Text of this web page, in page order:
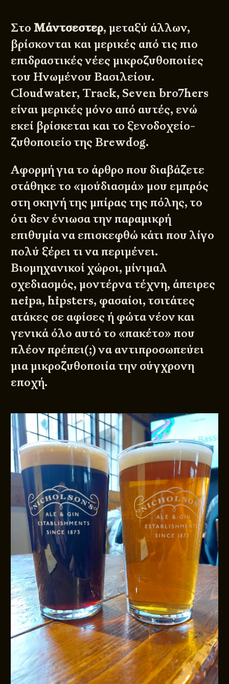
Στο Μάντσεστερ, μεταξύ άλλων,
βρίσκονται και μερικές από τις πιο
επιδραστικές νέες μικροζυθοποιίες
του Ηνωμένου Βασιλείου.
Cloudwater, Τrack, Seven bro7hers
είναι μερικές μόνο από αυτές, ενώ
εκεί βρίσκεται και το ξενοδοχείο-
ζυθοποιείο της Brewdog.
Αφορμή για το άρθρο που διαβάζετε
στάθηκε το «μούδιασμά» μου εμπρός
στη σκηνή της μπίρας της πόλης, το
ότι δεν ένιωσα την παραμικρή
επιθυμία να επισκεφθώ κάτι που λίγο
πολύ ξέρει τι να περιμένει.
Βιομηχανικοί χώροι, μίνιμαλ
σχεδιασμός, μοντέρνα τέχνη, άπειρες
neipa, hipsters, φασαίοι, τσιτάτες
ατάκες σε αφίσες ή φώτα νέον και
γενικά όλο αυτό το «πακέτο» που
πλέον πρέπει(;) να αντιπροσωπεύει
μια μικροζυθοποιία την σύγχρονη
εποχή.